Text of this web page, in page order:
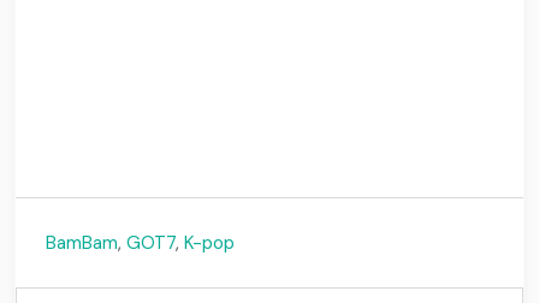
BamBam,GOT7,K-pop